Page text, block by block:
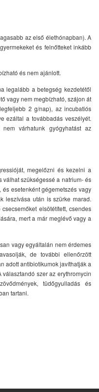
az első élethónapban). A
és felnőtteket inkább
és nem ajánlott.
legalább a betegség kezdetétől
vagy nem megbízható, szájon át
2 g/nap), az incubatiós
ezáltal a továbbadás veszélyét.
várhatunk gyógyhatást az
megelőzni és kezelni a
válhat szükségessé a natrium- és
esetenként gégemetszés vagy
leszívása után is szürke marad.
elsötétített, csendes
mert a már meglévő vagy a
vagy egyáltalán nem érdemes
de további ellenőrzött
adott antibiotikumok javíthatják a
szer az erythromycin
tüdőgyulladás és
tartani.